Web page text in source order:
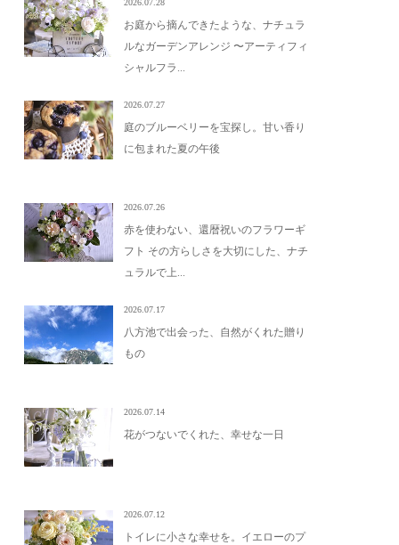
2026.07.28
お庭から摘んできたような、ナチュラ
ルなガーデンアレンジ 〜アーティフィ
シャルフラ...
2026.07.27
庭のブルーベリーを宝探し。甘い香り
に包まれた夏の午後
2026.07.26
赤を使わない、還暦祝いのフラワーギ
フト その方らしさを大切にした、ナチ
ュラルで上...
2026.07.17
八方池で出会った、自然がくれた贈り
もの
2026.07.14
花がつないでくれた、幸せな一日
2026.07.12
トイレに小さな幸せを。イエローのプ